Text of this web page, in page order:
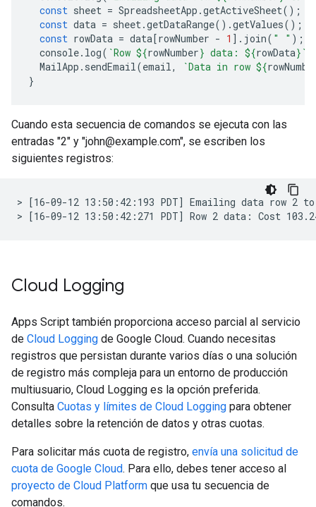
const sheet = SpreadsheetApp .getActiveSheet();
const data = sheet.getDataRange().getValues();
const rowData = data[rowNumber - 1 ]. join( " " );
console. log( `Row ${rowNumber} data: ${rowData} `
MailApp . sendEmail(email, `Data in row ${
}
Cuando esta secuencia de comandos se ejecuta con las
entradas "2" y "john@example.com", se escriben los
siguientes registros:
> [16-09-12 13:50:42:193 PDT] Emailing data row 2 to
Cloud Logging
Apps Script también proporciona acceso parcial al servicio
de Cloud Logging de Google Cloud. Cuando necesitas
registros que persistan durante varios días o una solución
de registro más compleja para un entorno de producción
multiusuario, Cloud Logging es la opción preferida.
Consulta Cuotas y límites de Cloud Logging para obtener
detalles sobre la retención de datos y otras cuotas.
Para solicitar más cuota de registro, envía una solicitud de
cuota de Google Cloud. Para ello, debes tener acceso al
proyecto de Cloud Platform que usa tu secuencia de
comandos.